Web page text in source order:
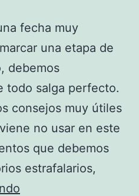
fecha muy
una etapa de
debemos
todo salga perfecto.
consejos muy útiles
no usar en este
que debemos
estrafalarios,